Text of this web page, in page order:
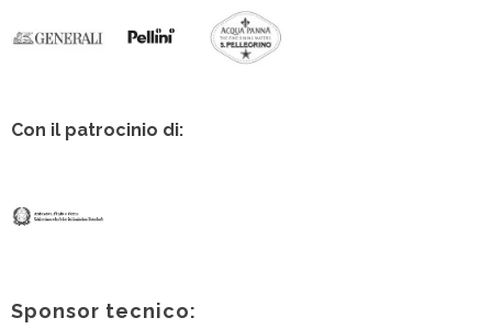
Con il patrocinio di:
Sponsor tecnico: